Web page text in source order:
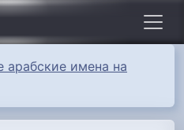
арабские имена на